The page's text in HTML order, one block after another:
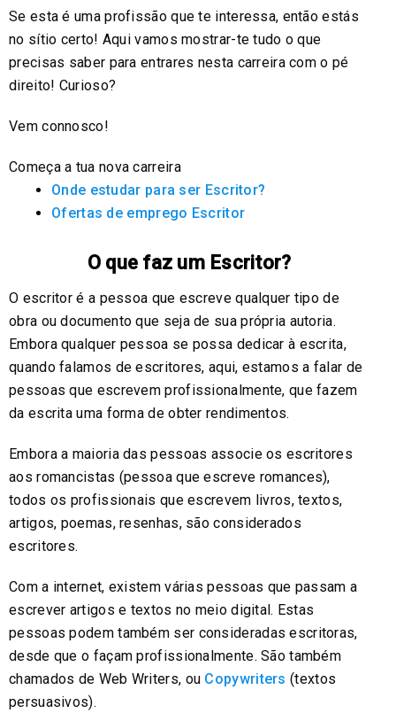
Se esta é uma profissão que te interessa, então estás
no sítio certo! Aqui vamos mostrar-te tudo o que
precisas saber para entrares nesta carreira com o pé
direito! Curioso?
Vem connosco!
Começa a tua nova carreira
Onde estudar para ser Escritor?
Ofertas de emprego Escritor
O que faz um Escritor?
O escritor é a pessoa que escreve qualquer tipo de
obra ou documento que seja de sua própria autoria.
Embora qualquer pessoa se possa dedicar à escrita,
quando falamos de escritores, aqui, estamos a falar de
pessoas que escrevem profissionalmente, que fazem
da escrita uma forma de obter rendimentos.
Embora a maioria das pessoas associe os escritores
aos romancistas (pessoa que escreve romances),
todos os profissionais que escrevem livros, textos,
artigos, poemas, resenhas, são considerados
escritores.
Com a internet, existem várias pessoas que passam a
escrever artigos e textos no meio digital. Estas
pessoas podem também ser consideradas escritoras,
desde que o façam profissionalmente. São também
chamados de Web Writers, ou Copywriters(textos
persuasivos).